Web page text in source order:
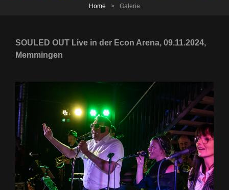
Home > Galerie
SOULED OUT Live in der Econ Arena, 09.11.2024,
Memmingen